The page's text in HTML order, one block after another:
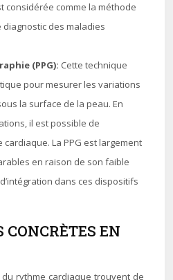
considérée comme la méthode
des maladies
(PPG): Cette technique
pour mesurer les variations
la surface de la peau. En
il est possible de
La PPG est largement
en raison de son faible
dans ces dispositifs
EN
rythme cardiaque trouvent de